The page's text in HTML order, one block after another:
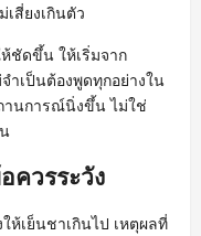
สี่ยงเกินตัว
ชัดขึ้น ให้เริ่มจาก
ำเป็นต้องพูดทุกอย่างใน
านการณ์นิ่งขึ้น ไม่ใช่
วรระวัง
ห้เย็นชาเกินไป เหตุผลที่